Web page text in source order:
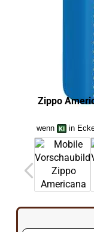
Zippo
wenn in